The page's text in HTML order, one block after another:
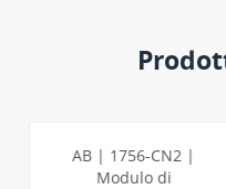
AB | 1756-CN2 |
Modulo di